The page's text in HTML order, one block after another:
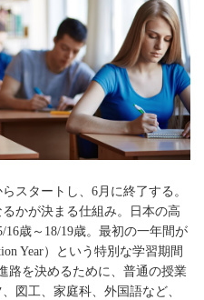
スタートし、6月に終了する。
かが決まる仕組み。日本の高
歳～18/19歳。最初の一年間が
Year）という特別な学習期間
路を決めるために、普通の授業
図工、家庭科、外国語など、